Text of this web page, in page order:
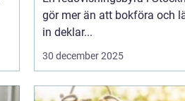
gör mer än att bokföra och
in deklar...
30 december 2025